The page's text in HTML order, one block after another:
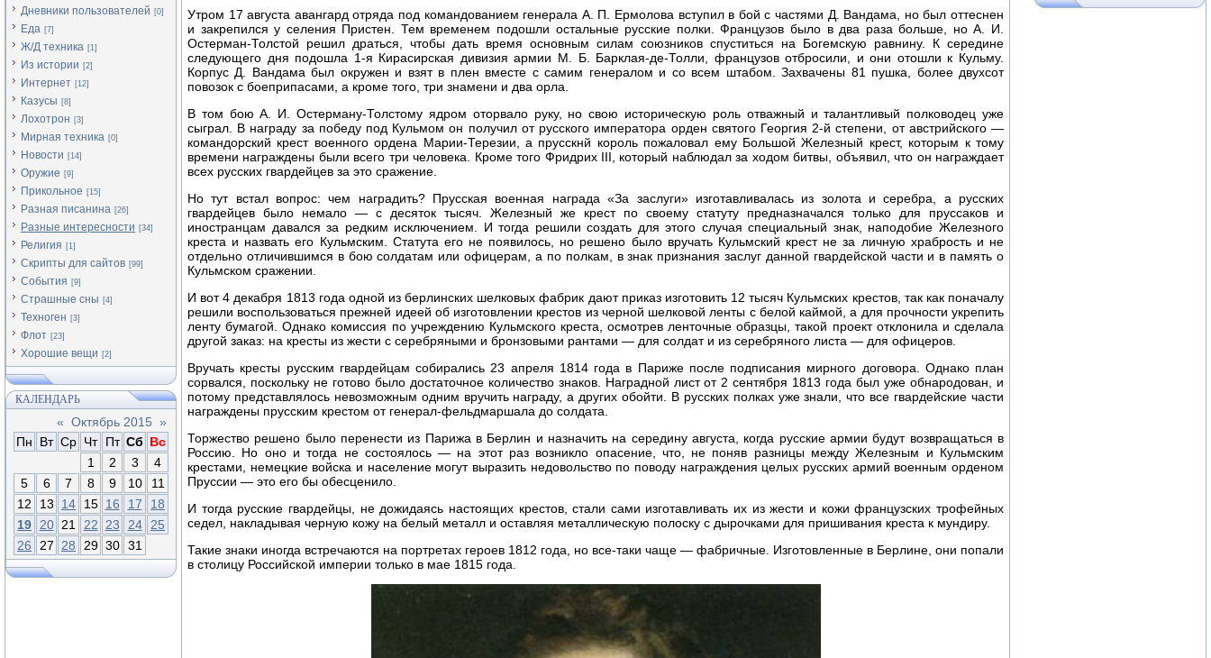
Дневники пользователей [0]
Еда [7]
Ж/Д техника [1]
Из истории [2]
Интернет [12]
Казусы [8]
Лохотрон [3]
Мирная техника [0]
Новости [14]
Оружие [9]
Прикольное [15]
Разная писанина [26]
Разные интересности [34]
Религия [1]
Скрипты для сайтов [99]
События [9]
Страшные сны [4]
Техноген [3]
Флот [23]
Хорошие вещи [2]
КАЛЕНДАРЬ
« Октябрь 2015 »
Пн
Вт Ср Чт Пт Сб Вс
1
2 3
4
5
6 7 8 9 10
11
12
13 14 15 16 17
18
19
20 21 22 23 24
25
26
27 28 29 30 31
Утром 17 августа авангард отряда под командованием генерала А. П. Ермолова вступил в бой с частями Д. Вандама, но был оттеснен
и закрепился у селения Пристен. Тем временем подошли остальные русские полки. Французов было в два раза больше, но А. И.
Остерман-Толстой решил драться, чтобы дать время основным силам союзников спуститься на Богемскую равнину. К середине
следующего дня подошла 1-я Кирасирская дивизия армии М. Б. Барклая-де-Толли, французов отбросили, и они отошли к Кульму.
Корпус Д. Вандама был окружен и взят в плен вместе с самим генералом и со всем штабом. Захвачены 81 пушка, более двухсот
повозок с боеприпасами, а кроме того, три знамени и два орла.
В том бою А. И. Остерману-Толстому ядром оторвало руку, но свою историческую роль отважный и талантливый полководец уже
сыграл. В награду за победу под Кульмом он получил от русского императора орден святого Георгия 2-й степени, от австрийского —
командорский крест военного ордена Марии-Терезии, а прусскнй король пожаловал ему Большой Железный крест, которым к тому
времени награждены были всего три человека. Кроме того Фридрих III, который наблюдал за ходом битвы, объявил, что он награждает
всех русских гвардейцев за это сражение.
Но тут встал вопрос: чем наградить? Прусская военная награда «За заслуги» изготавливалась из золота и серебра, а русских
гвардейцев было немало — с десяток тысяч. Железный же крест по своему статуту предназначался только для пруссаков и
иностранцам давался за редким исключением. И тогда решили создать для этого случая специальный знак, наподобие Железного
креста и назвать его Кульмским. Статута его не появилось, но решено было вручать Кульмский крест не за личную храбрость и не
отдельно отличившимся в бою солдатам или офицерам, а по полкам, в знак признания заслуг данной гвардейской части и в память о
Кульмском сражении.
И вот 4 декабря 1813 года одной из берлинских шелковых фабрик дают приказ изготовить 12 тысяч Кульмских крестов, так как поначалу
решили воспользоваться прежней идеей об изготовлении крестов из черной шелковой ленты с белой каймой, а для прочности укрепить
ленту бумагой. Однако комиссия по учреждению Кульмского креста, осмотрев ленточные образцы, такой проект отклонила и сделала
другой заказ: на кресты из жести с серебряными и бронзовыми рантами — для солдат и из серебряного листа — для офицеров.
Вручать кресты русским гвардейцам собирались 23 апреля 1814 года в Париже после подписания мирного договора. Однако план
сорвался, поскольку не готово было достаточное количество знаков. Наградной лист от 2 сентября 1813 года был уже обнародован, и
потому представлялось невозможным одним вручить награду, а других обойти. В русских полках уже знали, что все гвардейские части
награждены прусским крестом от генерал-фельдмаршала до солдата.
Торжество решено было перенести из Парижа в Берлин и назначить на середину августа, когда русские армии будут возвращаться в
Россию. Но оно и тогда не состоялось — на этот раз возникло опасение, что, не поняв разницы между Железным и Кульмским
крестами, немецкие войска и население могут выразить недовольство по поводу награждения целых русских армий военным орденом
Пруссии — это его бы обесценило.
И тогда русские гвардейцы, не дожидаясь настоящих крестов, стали сами изготавливать их из жести и кожи французских трофейных
седел, накладывая черную кожу на белый металл и оставляя металлическую полоску с дырочками для пришивания креста к мундиру.
Такие знаки иногда встречаются на портретах героев 1812 года, но все-таки чаще — фабричные. Изготовленные в Берлине, они попали
в столицу Российской империи только в мае 1815 года.